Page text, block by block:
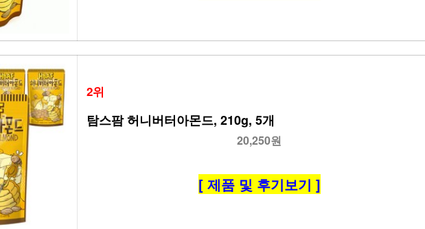
2위
탐스팜 허니버터아몬드, 210g, 5개
20,250원
[ 제품 및 후기보기 ]